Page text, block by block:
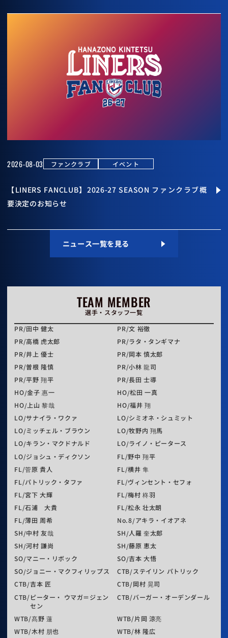
2026-08-03 ファンクラブ イベント
【LINERS FANCLUB】2026-27 SEASON ファンクラブ概
要決定のお知らせ
ニュース一覧を見る
TEAM MEMBER
選手・スタッフ一覧
PR 田中 健太 PR 文 裕徹
PR 高橋 虎太郎 PR ラタ・タンギマナ
PR 井上 優士 PR 岡本 慎太郎
PR 曽根 隆慎 PR 小林 龍司
PR 平野 翔平 PR 長田 士導
HO 金子 惠一 HO 松田 一真
HO
上山 黎哉 HO 福井 翔
LO サナイラ・ワクァ LO シミオネ・シュミット
LO ミッチェル・ブラウン LO 牧野内 翔馬
LO キラン・マクドナルド LO ライノ・ピータース
LO ジョシュ・ディクソン FL 野中 翔平
FL 菅原 貴人 FL 横井 隼
FL パトリック・タファ FL ヴィンセント・セフォ
FL 宮下 大輝 FL 梅村 柊羽
FL 石浦 大貴 FL 松永 壮太朗
FL 薄田 周希 No.8 アキラ・イオアネ
SH 中村 友哉 SH 人羅 奎太郎
SH 河村 謙尚 SH 藤原 恵太
SO マニー・リボック SO 吉本 大悟
SO ジョニー・マクフィリップス CTB ステイリン パトリック
CTB 吉本 匠 CTB 岡村 晃司
CTB ピーター・ ウマガ＝ジェン
セン
CTB バーガー・オーデンダール
WTB 髙野 蓮 WTB 片岡 涼亮
WTB 木村 朋也 WTB 林 隆広